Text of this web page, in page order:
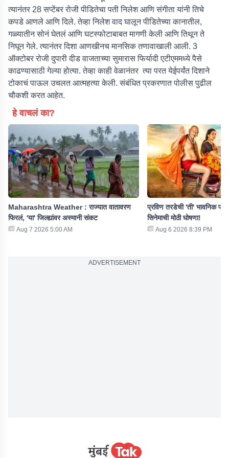
त्यानंतर 28 सप्टेंबर रोजी पीडितेचा पती निलेश आणि संगीता यांनी तिचे
कपडे आणले आणि दिले. तेव्हा निलेश वाद घालून पीडितेच्या कानातील,
गळ्यातीन सोनं घेतलं आणि घटस्फोटाबाबत मागणी केली आणि तिथून ते
निघून गेले. त्यानंतर दिशा आणखीनच मानसिक तणावाखाली आली. 3
ऑक्टोबर रोजी दुपारी दीड वाजताच्या सुमारास फिर्यादी एटीएममध्ये पैसे
काढण्यासाठी गेल्या होत्या. तेव्हा काही वेळानंतर त्या परत येईपर्यंत दिशाने
टोकाचं पाऊल उचलत आत्महत्या केली. संबंधित प्रकरणात पोलीस पुढील
चौकशी करत आहेत.
हे वाचलं का?
Maharashtra Weather : राज्यात वातावरण
फिरलं, 'या' जिल्ह्यांवर अस्मानी संकट
Aug 7 2026 5:00 AM
प्रविण तरडेची 'ती' भावनिक
सिनेमाची मोठी घोषणा!
Aug 6 2026 8:39 PM
ADVERTISEMENT